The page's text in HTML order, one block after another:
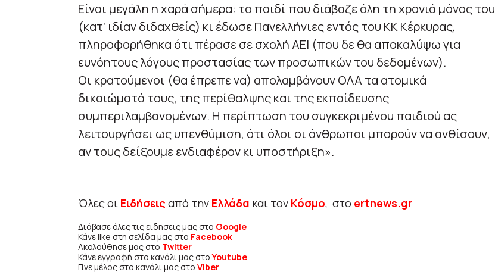
Είναι μεγάλη η χαρά σήμερα: το παιδί που διάβαζε όλη τη χρονιά μόνος του
(κατ’ ιδίαν διδαχθείς) κι έδωσε Πανελλήνιες εντός του ΚΚ Κέρκυρας,
πληροφορήθηκα ότι πέρασε σε σχολή ΑΕΙ (που δε θα αποκαλύψω για
ευνόητους λόγους προστασίας των προσωπικών του δεδομένων).
Οι κρατούμενοι (θα έπρεπε να) απολαμβάνουν ΟΛΑ τα ατομικά
δικαιώματά τους, της περίθαλψης και της εκπαίδευσης
συμπεριλαμβανομένων. Η περίπτωση του συγκεκριμένου παιδιού ας
λειτουργήσει ως υπενθύμιση, ότι όλοι οι άνθρωποι μπορούν να ανθίσουν,
αν τους δείξουμε ενδιαφέρον κι υποστήριξη».
Όλες οι Ειδήσεις από την Ελλάδα και τον Κόσμο, στο ertnews.gr
Διάβασε όλες τις ειδήσεις μας στο Google
Κάνε like στη σελίδα μας στο Facebook
Ακολούθησε μας στο Twitter
Κάνε εγγραφή στο κανάλι μας στοYoutube
Γίνε μέλος στο κανάλι μας στο Viber